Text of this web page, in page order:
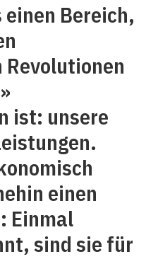
Bereich,
ist: unsere
einen
Einmal
sind sie für